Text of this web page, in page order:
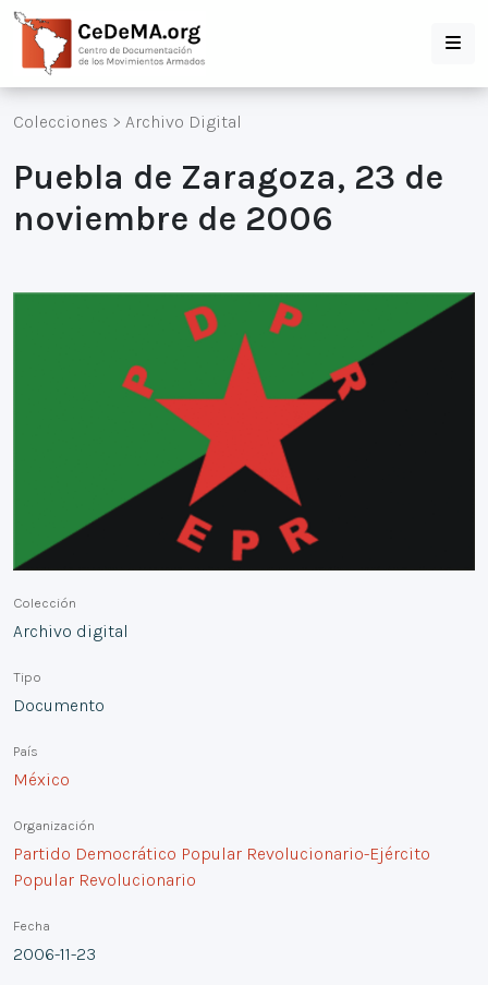
Colecciones > Archivo Digital
Puebla de Zaragoza, 23 de
noviembre de 2006
Colección
Archivo digital
Tipo
Documento
País
México
Organización
Partido Democrático Popular Revolucionario-Ejército
Popular Revolucionario
Fecha
2006-11-23